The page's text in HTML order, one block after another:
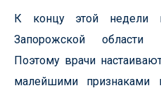
К концу этой недели
Запорожской области
Поэтому врачи
малейшими признаками